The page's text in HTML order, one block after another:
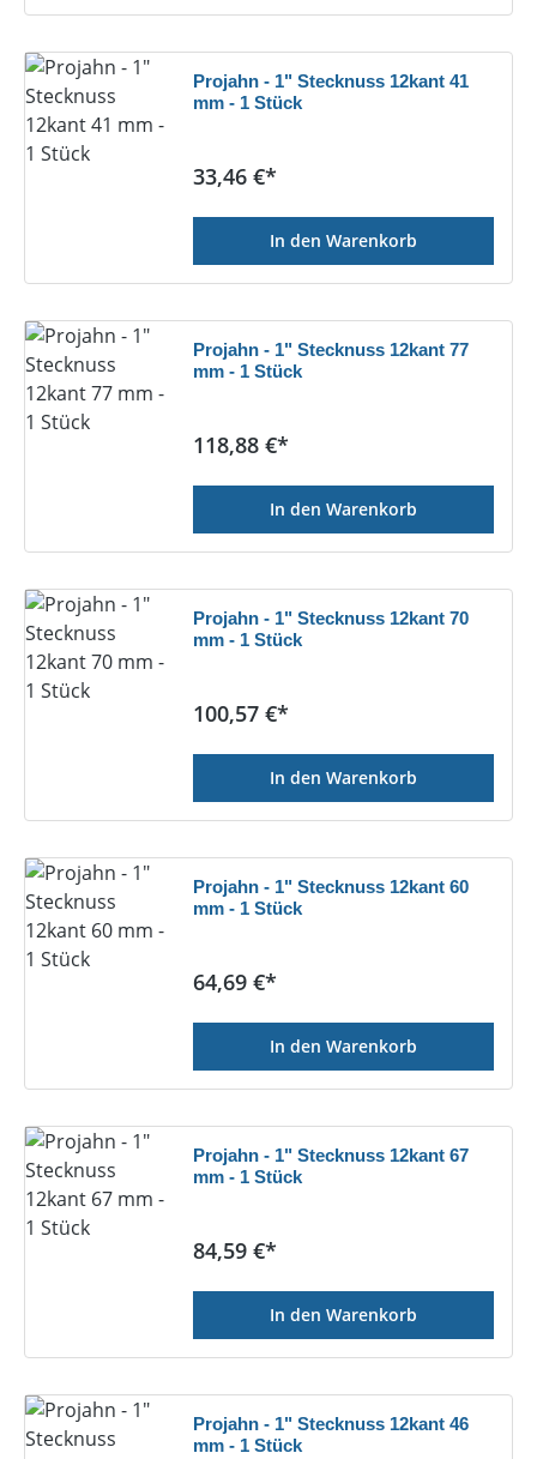
Projahn - 1" Stecknuss 12kant 41
mm - 1 Stück
Regulärer Preis:
33,46 €*
In den Warenkorb
Projahn - 1" Stecknuss 12kant 77
mm - 1 Stück
Regulärer Preis:
118,88 €*
In den Warenkorb
Projahn - 1" Stecknuss 12kant 70
mm - 1 Stück
Regulärer Preis:
100,57 €*
In den Warenkorb
Projahn - 1" Stecknuss 12kant 60
mm - 1 Stück
Regulärer Preis:
64,69 €*
In den Warenkorb
Projahn - 1" Stecknuss 12kant 67
mm - 1 Stück
Regulärer Preis:
84,59 €*
In den Warenkorb
Projahn - 1" Stecknuss 12kant 46
mm - 1 Stück